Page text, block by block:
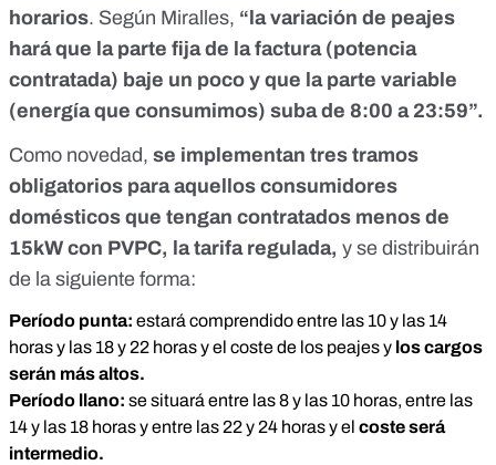
horarios. Según Miralles, “ la variación de peajes
hará que la parte fija de la factura (potencia
contratada) baje un poco y que la parte variable
(energía que consumimos) suba de 8:00 a 23:59”.
Como novedad, se implementan tres tramos
obligatorios para aquellos consumidores
domésticos que tengan contratados menos de
15kW con PVPC, la tarifa regulada, y se distribuirán
de la siguiente forma:
Período punta: estará comprendido entre las 10 y las 14
horas y las 18 y 22 horas y el coste de los peajes y los cargos
serán más altos.
Período llano: se situará entre las 8 y las 10 horas, entre las
14 y las 18 horas y entre las 22 y 24 horas y el coste será
intermedio.